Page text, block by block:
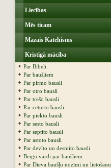
Liecības
Mēs ticam
Mazais Katehisms
Kristīgā mācība
Par Bībeli
Par baušļiem
Par pirmo bausli
Par otro bausli
Par trešo bausli
Par ceturto bausli
Par piekto bausli
Par sesto bausli
Par septīto bausli
Par astoto bausli
Par devīto un desmito bausli
Beigu vārdi par baušļiem
Par Dieva baušļu nozīmi un lietošanu